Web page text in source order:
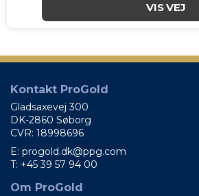
VIS VEJ
Kontakt ProGold
Gladsaxevej 300
DK-2860 Søborg
CVR: 18998696
E: progold.dk@ppg.com
T: +45 39 57 94 00
Om ProGold